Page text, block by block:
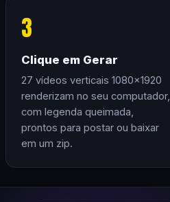
3
Clique em Gerar
27 vídeos verticais 1080×1920
renderizam no seu computador,
com legenda queimada,
prontos para postar ou baixar
em um zip.